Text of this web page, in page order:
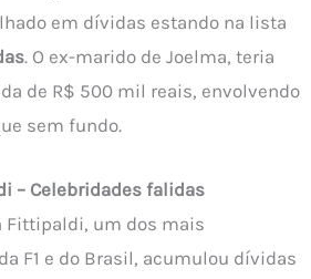
em dívidas estando na lista
. O ex-marido de Joelma, teria
de R$ 500 mil reais, envolvendo
sem fundo.
– Celebridades falidas
Fittipaldi, um dos mais
F1 e do Brasil, acumulou dívidas